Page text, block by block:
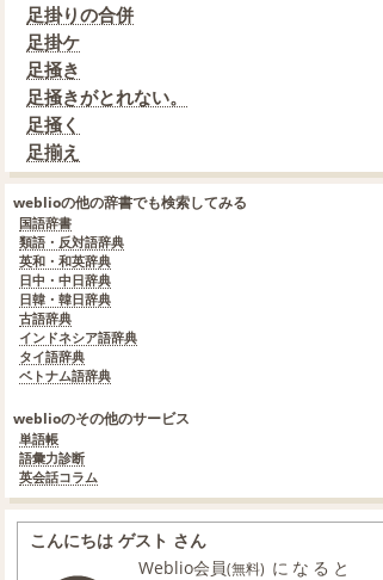
足掛りの合併
足掛ケ
足掻き
足掻きがとれない。
足掻く
足揃え
weblioの他の辞書でも検索してみる
国語辞書
類語・反対語辞典
英和・和英辞典
日中・中日辞典
日韓・韓日辞典
古語辞典
インドネシア語辞典
タイ語辞典
ベトナム語辞典
weblioのその他のサービス
単語帳
語彙力診断
英会話コラム
こんにちは ゲスト さん
Weblio会員(無料) になると